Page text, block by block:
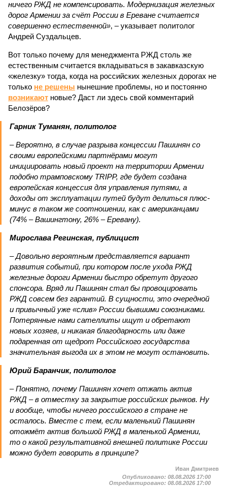
ничего РЖД не компенсировать. Модернизация железных
дорог Армении за счёт России в Ереване считается
совершенно естественной», – указывает политолог
Андрей Суздальцев.
Вот только почему для менеджмента РЖД столь же
естественным считается вкладываться в закавказскую
«железку» тогда, когда на российских железных дорогах не
только не решены нынешние проблемы, но и постоянно
возникают новые? Даст ли здесь свой комментарий
Белозёров?
Гарник Туманян, политолог
– Вероятно, в случае разрыва концессии Пашинян со
своими европейскими партнёрами могут
инициировать новый проект на территории Армении
подобно трамповскому TRIPP, где будет создана
европейская концессия для управления путями, а
доходы от эксплуатации путей будут делиться плюс-
минус в таком же соотношении, как с американцами
(74% – Вашингтону, 26% – Еревану).
Мирослава Регинская, публицист
– Довольно вероятным представляется вариант
развития событий, при котором после ухода РЖД
железные дороги Армении быстро обретут другого
спонсора. Вряд ли Пашинян стал бы провоцировать
РЖД совсем без гарантий. В сущности, это очередной
и привычный уже «слив» России бывшими союзниками.
Потерянные нами сателлиты ищут и обретают
новых хозяев, и никакая благодарность или даже
подаренная от щедрот Российского государства
значительная выгода их в этом не могут остановить.
Юрий Баранчик, политолог
– Понятно, почему Пашинян хочет отжать актив
РЖД – в отместку за закрытие российских рынков. Ну
и вообще, чтобы ничего российского в стране не
осталось. Вместе с тем, если маленький Пашинян
отожмёт актив большой РЖД в маленькой Армении,
то о какой результативной внешней политике России
можно будет говорить в принципе?
Иван Дмитриев
Опубликовано: 08.08.2026 17:00
Отредактировано: 08.08.2026 17:00